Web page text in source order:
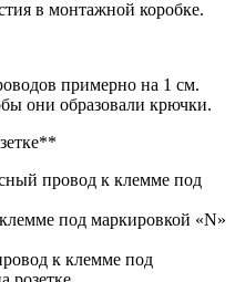
в монтажной коробке.
примерно на 1 см.
они образовали крючки.
провод к клемме под
под маркировкой «N»
к клемме под